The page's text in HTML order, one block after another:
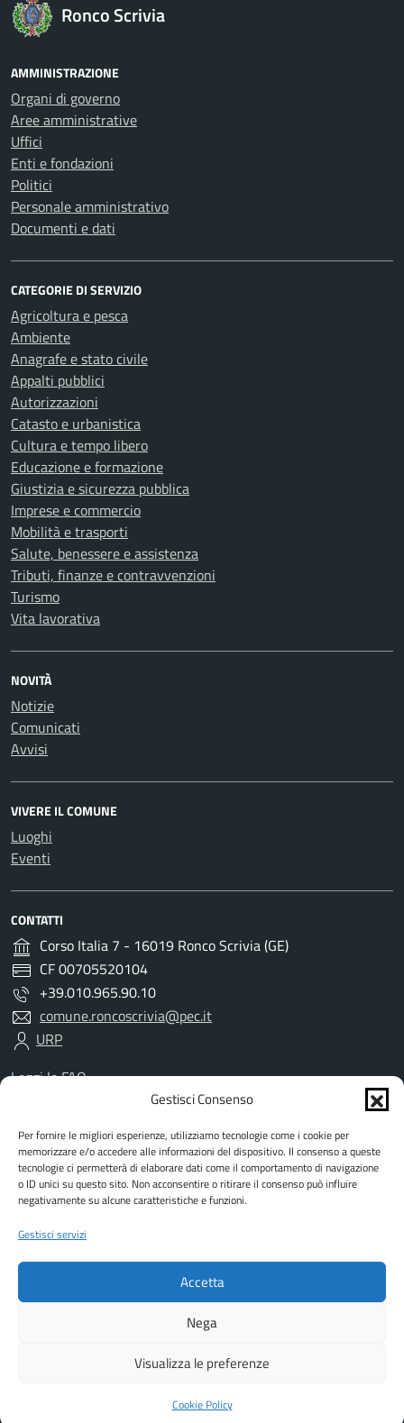
Gestisci Consenso
Per fornire le migliori esperienze, utilizziamo tecnologie come i cookie per
memorizzare e/o accedere alle informazioni del dispositivo. Il consenso a queste
tecnologie ci permetterà di elaborare dati come il comportamento di navigazione
o ID unici su questo sito. Non acconsentire o ritirare il consenso può influire
negativamente su alcune caratteristiche e funzioni.
Gestisci servizi
Accetta
Nega
Visualizza le preferenze
Cookie Policy
Ronco Scrivia
AMMINISTRAZIONE
Organi di governo
Aree amministrative
Uffici
Enti e fondazioni
Politici
Personale amministrativo
Documenti e dati
CATEGORIE DI SERVIZIO
Agricoltura e pesca
Ambiente
Anagrafe e stato civile
Appalti pubblici
Autorizzazioni
Catasto e urbanistica
Cultura e tempo libero
Educazione e formazione
Giustizia e sicurezza pubblica
Imprese e commercio
Mobilità e trasporti
Salute, benessere e assistenza
Tributi, finanze e contravvenzioni
Turismo
Vita lavorativa
NOVITÀ
Notizie
Comunicati
Avvisi
VIVERE IL COMUNE
Luoghi
Eventi
CONTATTI
Corso Italia 7 - 16019 Ronco Scrivia (GE)
CF 00705520104
+39.010.965.90.10
comune.roncoscrivia@pec.it
URP
Leggi le FAQ
Prenotazione appuntamento
Richiesta assistenza
Amministrazione trasparente
Albo Pretorio
Informativa privacy
Informativa cookies
Dati DPO
Note legali
In collaborazione con